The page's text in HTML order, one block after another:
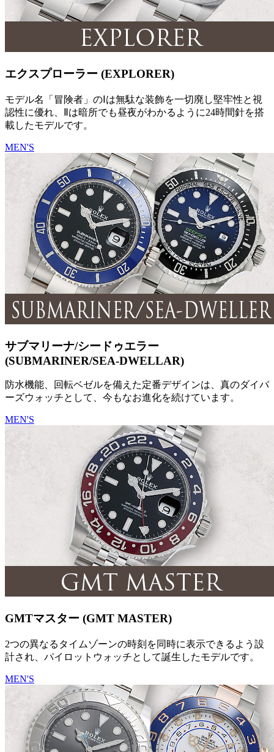
エクスプローラー (EXPLORER)
モデル名「冒険者」のⅠは無駄な装飾を一切廃し堅牢性と視
認性に優れ、Ⅱは暗所でも昼夜がわかるように24時間針を搭
載したモデルです。
MEN'S
サブマリーナ/シードゥエラー
(SUBMARINER/SEA-DWELLAR)
防水機能、回転ベゼルを備えた定番デザインは、真のダイバ
ーズウォッチとして、今もなお進化を続けています。
MEN'S
GMTマスター (GMT MASTER)
2つの異なるタイムゾーンの時刻を同時に表示できるよう設
計され、パイロットウォッチとして誕生したモデルです。
MEN'S